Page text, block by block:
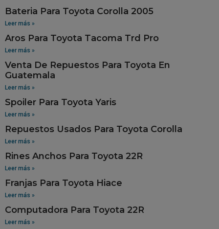
Bateria Para Toyota Corolla 2005
Leer más »
Aros Para Toyota Tacoma Trd Pro
Leer más »
Venta De Repuestos Para Toyota En
Guatemala
Leer más »
Spoiler Para Toyota Yaris
Leer más »
Repuestos Usados Para Toyota Corolla
Leer más »
Rines Anchos Para Toyota 22R
Leer más »
Franjas Para Toyota Hiace
Leer más »
Computadora Para Toyota 22R
Leer más »